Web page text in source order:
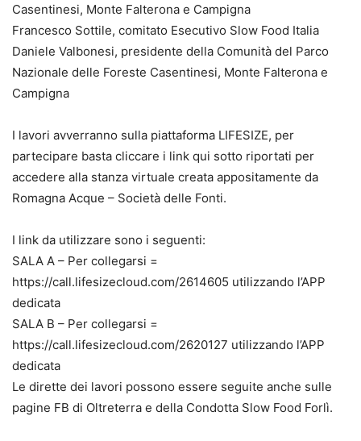
Casentinesi, Monte Falterona e Campigna
Francesco Sottile, comitato Esecutivo Slow Food Italia
Daniele Valbonesi, presidente della Comunità del Parco
Nazionale delle Foreste Casentinesi, Monte Falterona e
Campigna
I lavori avverranno sulla piattaforma LIFESIZE, per
partecipare basta cliccare i link qui sotto riportati per
accedere alla stanza virtuale creata appositamente da
Romagna Acque – Società delle Fonti.
I link da utilizzare sono i seguenti:
SALA A – Per collegarsi =
https://call.lifesizecloud.com/2614605 utilizzando l’APP
dedicata
SALA B – Per collegarsi =
https://call.lifesizecloud.com/2620127 utilizzando l’APP
dedicata
Le dirette dei lavori possono essere seguite anche sulle
pagine FB di Oltreterra e della Condotta Slow Food Forlì.